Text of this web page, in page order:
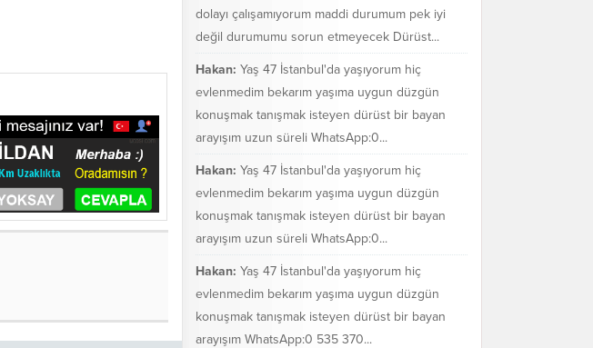
dolayı çalışamıyorum maddi durumum pek iyi
değil durumumu sorun etmeyecek Dürüst...
Hakan: Yaş 47 İstanbul'da yaşıyorum hiç
evlenmedim bekarım yaşıma uygun düzgün
konuşmak tanışmak isteyen dürüst bir bayan
arayışım uzun süreli WhatsApp:0...
Hakan: Yaş 47 İstanbul'da yaşıyorum hiç
evlenmedim bekarım yaşıma uygun düzgün
konuşmak tanışmak isteyen dürüst bir bayan
arayışım uzun süreli WhatsApp:0...
Hakan: Yaş 47 İstanbul'da yaşıyorum hiç
evlenmedim bekarım yaşıma uygun düzgün
konuşmak tanışmak isteyen dürüst bir bayan
arayışım WhatsApp:0 535 370...